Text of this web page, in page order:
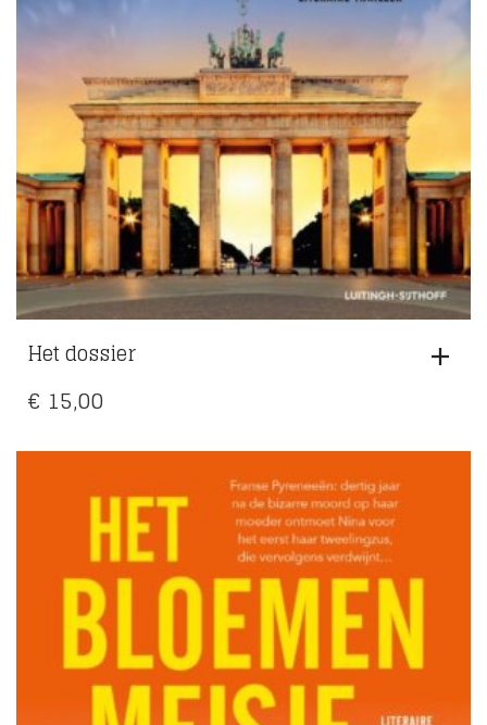
Het dossier
€ 15,00